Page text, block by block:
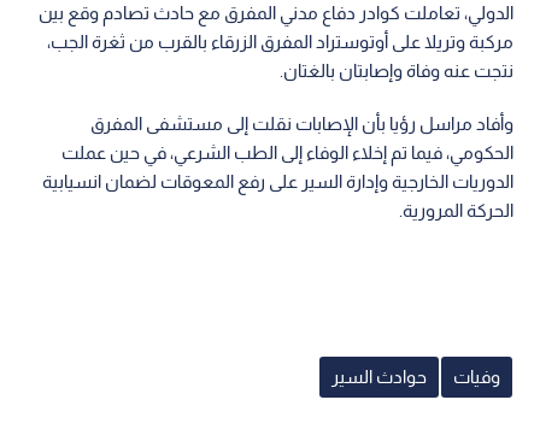
الدولي، تعاملت كوادر دفاع مدني المفرق مع حادث تصادم وقع بين
مركبة وتريلا على أوتوستراد المفرق الزرقاء بالقرب من ثغرة الجب،
نتجت عنه وفاة وإصابتان بالغتان.
وأفاد مراسل رؤيا بأن الإصابات نقلت إلى مستشفى المفرق
الحكومي، فيما تم إخلاء الوفاء إلى الطب الشرعي، في حين عملت
الدوريات الخارجية وإدارة السير على رفع المعوقات لضمان انسيابية
الحركة المرورية.
وفيات حوادث السير